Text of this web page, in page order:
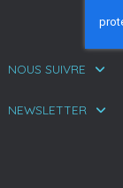
NOUS SUIVRE
NEWSLETTER